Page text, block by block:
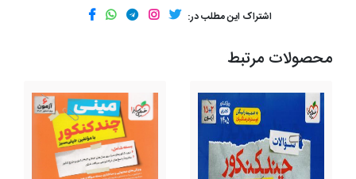
اشتراک این مطلب در:
محصولات مرتبط